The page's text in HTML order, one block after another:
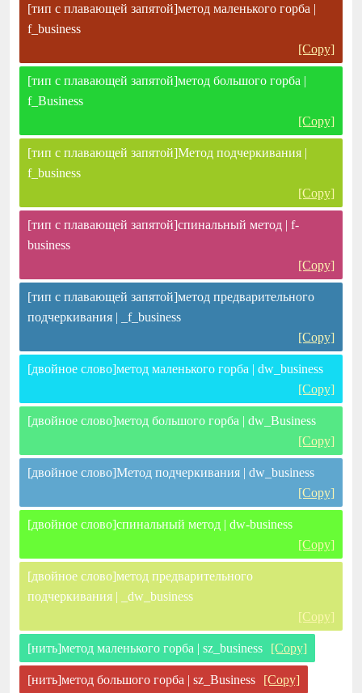
[тип с плавающей запятой]метод маленького горба |
f_business
[Copy]
[тип с плавающей запятой]метод большого горба |
f_Business
[Copy]
[тип с плавающей запятой]Метод подчеркивания |
f_business
[Copy]
[тип с плавающей запятой]спинальный метод | f-
business
[Copy]
[тип с плавающей запятой]метод предварительного
подчеркивания | _f_business
[Copy]
[двойное слово]метод маленького горба | dw_business
[Copy]
[двойное слово]метод большого горба | dw_Business
[Copy]
[двойное слово]Метод подчеркивания | dw_business
[Copy]
[двойное слово]спинальный метод | dw-business
[Copy]
[двойное слово]метод предварительного
подчеркивания | _dw_business
[Copy]
[нить]метод маленького горба | sz_business [Copy]
[нить]метод большого горба | sz_Business [Copy]